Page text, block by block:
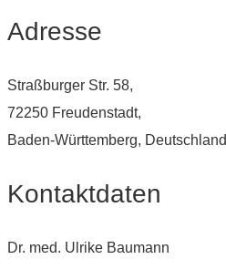
Adresse
Straßburger Str. 58,
72250 Freudenstadt,
Baden-Württemberg, Deutschland
Kontaktdaten
Dr. med. Ulrike Baumann